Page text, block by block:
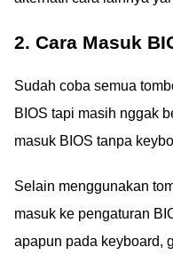
2. Cara Masuk
Sudah coba semua
BIOS tapi masih nggak
masuk BIOS tanpa
Selain menggunakan
masuk ke pengaturan
apapun pada keyboard,